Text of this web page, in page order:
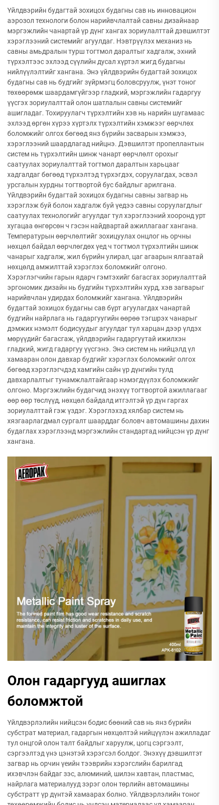
Үйлдвэрийн будагтай зохицох будагны сав нь инновацион
аэрозол технологи болон нарийвчлалтай савны дизайнаар
мэргэжлийн чанартай үр дүнг хангах зориулалттай дэвшилтэт
хэрэглээний системийг агуулдаг. Нэвтрүүлэх механиз нь
савны амьдралын турш тогтмол даралтыг хадгалж, эхний
түрхэлтээс эхлээд сүүлийн дусал хүртэл жигд будагны
нийлүүлэлтийг хангана. Энэ үйлдвэрийн будагтай зохицох
будагны сав нь будгийг зүйрмэгц боловсруулж, үнэт тоног
төхөөрөмж шаардамгүйгээр гладкий, мэргэжлийн гадаргуу
үүсгэх зориулалттай олон шатлалын савны системийг
ашигладаг. Тохируулагч түрхэлтийн хэв нь нарийн шугамаас
эхлээд өргөн хүрээ хүртэлх түрхэлтийн хэмжээг өөрчлөх
боломжийг олгох бөгөөд янз бүрийн засварын хэмжээ,
хэрэглээний шаардлагад нийцнэ. Дэвшилтэт пропеллантын
систем нь түрхэлтийн шинж чанарт өөрчлөлт орохыг
саатуулах зориулалттай тогтмол даралтын харьцааг
хадгалдаг бөгөөд түрхэлтэд түрхэгдэх, соруулагдах, эсвэл
урсгалын хурдны тогтвортой бус байдлыг арилгана.
Үйлдвэрийн будагтай зохицох будагны савны загвар нь
хэрэглэж буй болон хадгалж буй үедээ савны соруулагдлыг
саатуулах технологийг агуулдаг тул хэрэглээний хооронд урт
хугацаа өнгөрсөн ч гэсэн найдвартай ажиллагааг хангана.
Температурын өөрчлөлтийг зохицуулах онцлог нь орчны
нөхцөл байдал өөрчлөгдөх үед ч тогтмол түрхэлтийн шинж
чанарыг хадгалж, жил бүрийн улирал, цаг агаарын ялгаатай
нөхцөлд амжилттай хэрэглэх боломжийг олгоно.
Хэрэглэгчийн гарын ядарч гэмтэхийг багасгах зориулалттай
эргономик дизайн нь будгийн түрхэлтийн хурд, хэв загварыг
нарийвчлан удирдах боломжийг хангана. Үйлдвэрийн
будагтай зохицох будагны сав бүрт агуулагдах чанартай
будгийн найрлага нь гадаргуугийн өөрөө тэгшрэх чанарыг
дэмжих нэмэлт бодисуудыг агуулдаг тул харцан дээр үлдэх
мөрүүдийг багасгаж, үйлдвэрийн гадаргуутай ижилхэн
гладкий, жигд гадаргуу үүсгэнэ. Энэ систем нь нийцэлд үл
хамааран олон давхар будгийг хэрэглэх боломжийг олгох
бөгөөд хэрэглэгчдэд хамгийн сайн үр дүнгийн тулд
давхарлалтыг тунамжлалтайгаар нэмэгдүүлэх боломжийг
олгоно. Мэргэжлийн будагчид энэхүү тогтвортой ажиллагааг
өөр өөр төслүүд, нөхцөл байдалд итгэлтэй үр дүн гаргах
зориулалттай гэж үздэг. Хэрэглэхэд хялбар систем нь
хязгаарлагдмал сургалт шаарддаг боловч автомашины дахин
будаглах хэрэглээнд мэргэжлийн стандартад нийцсэн үр дүнг
хангана.
Олон гадаргууд ашиглах
боломжтой
Үйлдвэрлэлийн нийцсэн бодис бөөний сав нь янз бүрийн
субстрат материал, гадаргын нөхцөлтэй нийцүүлэн ажилладаг
тул онцгой олон талт байдлыг харуулж, цогц сэргээлт,
сэргээлтэд үнэ цэнэтэй хэрэгсэл болдог. Энэхүү дэвшилтэт
загвар нь орчин үеийн тээврийн хэрэгслийн барилгад
ихэвчлэн байдаг зэс, алюминий, шилэн хавтан, пластмас,
найрлага материалууд зэрэг олон төрлийн автомашины
субстратт үр дүнтэй хамаарах болно. Үйлдвэрлэлийн тоног